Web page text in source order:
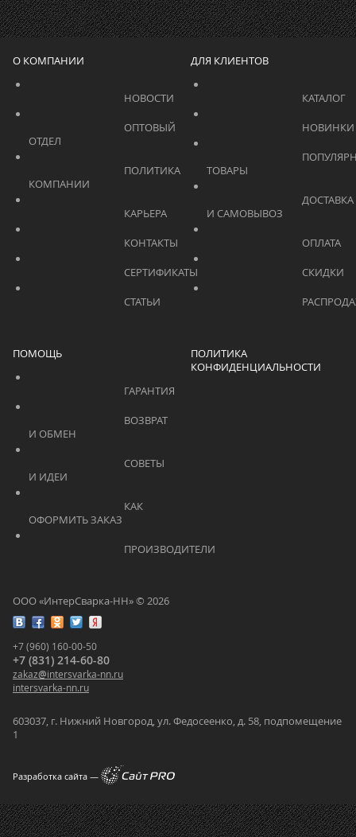
ООО «ИнтерСварка-НН» © 2026
+7 (960) 160-00-50
+7 (831) 214-60-80
zakaz@intersvarka-nn.ru
intersvarka-nn.ru
603037, г. Нижний Новгород, ул. Федосеенко, д. 58, подпомещение
1
Разработка сайта —
О КОМПАНИИ
			    		КАРЬЕРА
ДЛЯ КЛИЕНТОВ
ПОМОЩЬ
ПОЛИТИКА
КОНФИДЕНЦИАЛЬНОСТИ